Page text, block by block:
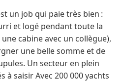
un job qui paie très bien :
et logé pendant toute la
cabine avec un collègue),
une belle somme et de
Un secteur en plein
à saisir Avec 200 000 yachts